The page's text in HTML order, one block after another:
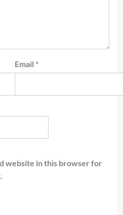
Email *
website in this browser for